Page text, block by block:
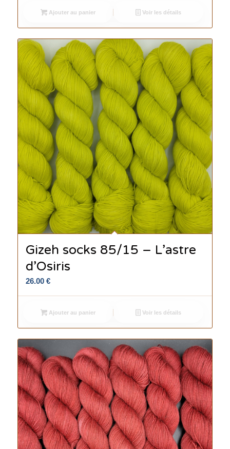
Ajouter au panier Voir les détails
Gizeh socks 85/15 – L’astre
d’Osiris
26.00 €
Ajouter au panier Voir les détails